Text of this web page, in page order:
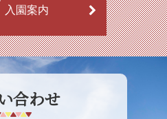
入園案内
合わせ